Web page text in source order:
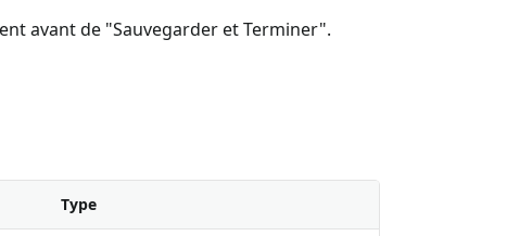
avant de "Sauvegarder et Terminer".
Type